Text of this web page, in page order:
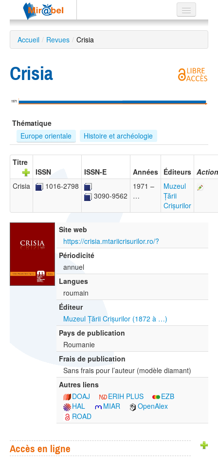
Le réseau
Soutien
Listes
Recherche
avancée
EN
ES
?
Accueil / Revues / Crisia
Crisia
1971
Thématique
Europe orientale
Histoire et archéologie
Titre
ISSN
ISSN-E Années Éditeurs Action
Crisia
1016-2798
3090-9562
1971 –
…
Muzeul
Țării
Crișurilor
Site web
https://crisia.mtariicrisurilor.ro/?
Périodicité
annuel
Langues
roumain
Éditeur
Muzeul Țării Crișurilor (1872 à …)
Pays de publication
Roumanie
Frais de publication
Sans frais pour l’auteur (modèle diamant)
Autres liens
DOAJ
ERIH PLUS
EZB
HAL
MIAR
OpenAlex
ROAD
Accès en ligne